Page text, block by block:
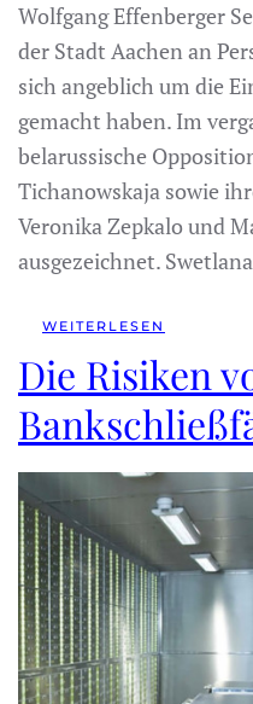
Wolfgang Effenberger
der Stadt Aachen an
sich angeblich um die
gemacht haben. Im
belarussische
Tichanowskaja sowie
Veronika Zepkalo und
ausgezeichnet.
WEITERLESEN
Die Risiken